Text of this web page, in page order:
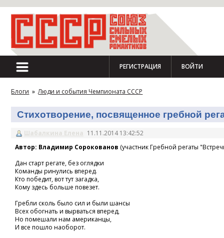
РЕГИСТРАЦИЯ ВОЙТИ
Блоги » Люди и события Чемпионата СССР
Стихотворение, посвященное гребной
Шабалкина Елена 11.11.2014 13:42:52
Автор: Владимир Сорокованов (участник Гребной регаты
Дан старт регате, без оглядки
Команды ринулись вперед.
Кто победит, вот тут загадка,
Кому здесь больше повезет.
Гребли сколь было сил и были шансы
Всех обогнать и вырваться вперед,
Но помешали нам американцы,
И все пошло наоборот.